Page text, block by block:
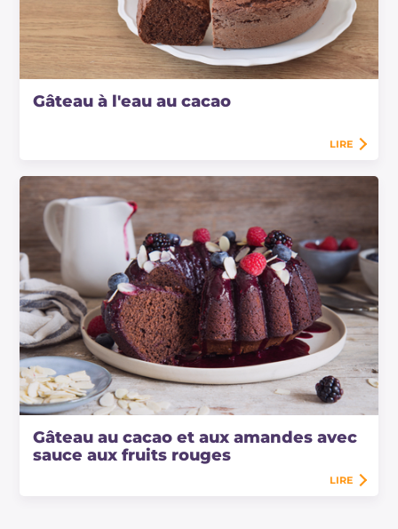
Gâteau à l'eau au cacao
LIRE
Gâteau au cacao et aux amandes avec
sauce aux fruits rouges
LIRE